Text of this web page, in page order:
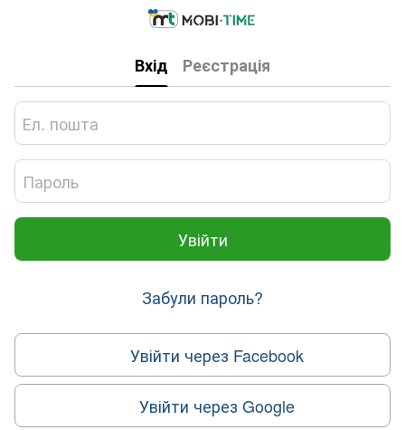
Вхід Реєстрація
Увійти
Забули пароль?
Увійти через Facebook
Увійти через Google